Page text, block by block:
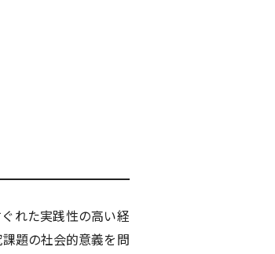
れた実践性の高い経
題の社会的意義を問